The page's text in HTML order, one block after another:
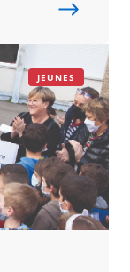
JEUNES